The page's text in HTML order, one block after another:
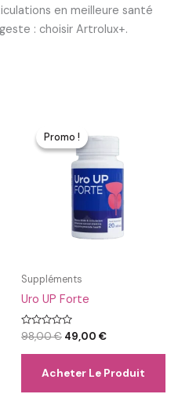
en meilleure santé
: choisir Artrolux+.
Promo !
Promo !
Suppléments
Uro UP Forte
Note
sur
98,00€ Le
était :
49,00 €Le
est :
Acheter Le Produit